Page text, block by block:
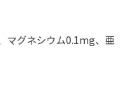
マグネシウム0.1mg、亜